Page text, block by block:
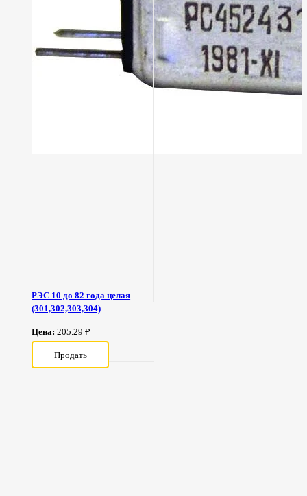
РЭС 10 до 82 года целая
(301,302,303,304)
Цена:205.29 ₽
Продать